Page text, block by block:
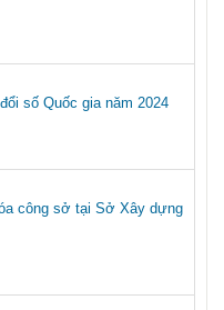
số Quốc gia năm 2024
công sở tại Sở Xây dựng